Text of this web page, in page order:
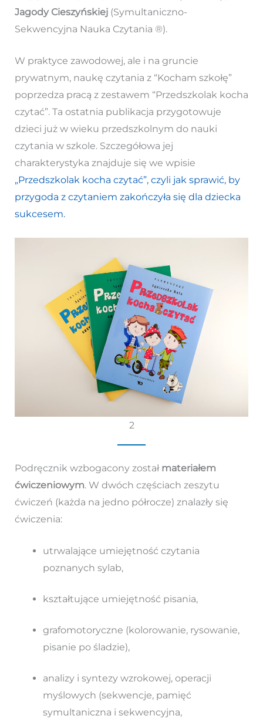
Jagody Cieszyńskiej(Symultaniczno-
Sekwencyjna Nauka Czytania ®).
W praktyce zawodowej, ale i na gruncie
prywatnym, naukę czytania z “Kocham szkołę”
poprzedza pracą z zestawem “Przedszkolak kocha
czytać”. Ta ostatnia publikacja przygotowuje
dzieci już w wieku przedszkolnym do nauki
czytania w szkole. Szczegółowa jej
charakterystyka znajduje się we wpisie
„Przedszkolak kocha czytać”, czyli jak sprawić, by
przygoda z czytaniem zakończyła się dla dziecka
sukcesem.
2
Podręcznik wzbogacony został materiałem
ćwiczeniowym. W dwóch częściach zeszytu
ćwiczeń (każda na jedno półrocze) znalazły się
ćwiczenia:
utrwalające umiejętność czytania
poznanych sylab,
kształtujące umiejętność pisania,
grafomotoryczne (kolorowanie, rysowanie,
pisanie po śladzie),
analizy i syntezy wzrokowej, operacji
myślowych (sekwencje, pamięć
symultaniczna i sekwencyjna,